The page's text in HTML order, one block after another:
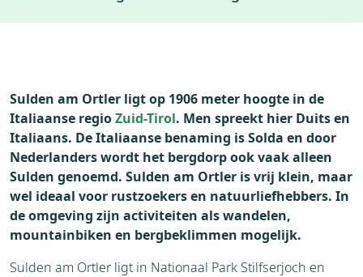
Thema's
Sulden am Ortler ligt op 1906 meter hoogte in de
Italiaanse regioZuid-Tirol. Men spreekt hier Duits en
Italiaans. De Italiaanse benaming is Solda en door
Nederlanders wordt het bergdorp ook vaak alleen
Sulden genoemd. Sulden am Ortler is vrij klein, maar
wel ideaal voor rustzoekers en natuurliefhebbers. In
de omgeving zijn activiteiten als wandelen,
mountainbiken en bergbeklimmen mogelijk.
Sulden am Ortler ligt in Nationaal Park Stilfserjoch en